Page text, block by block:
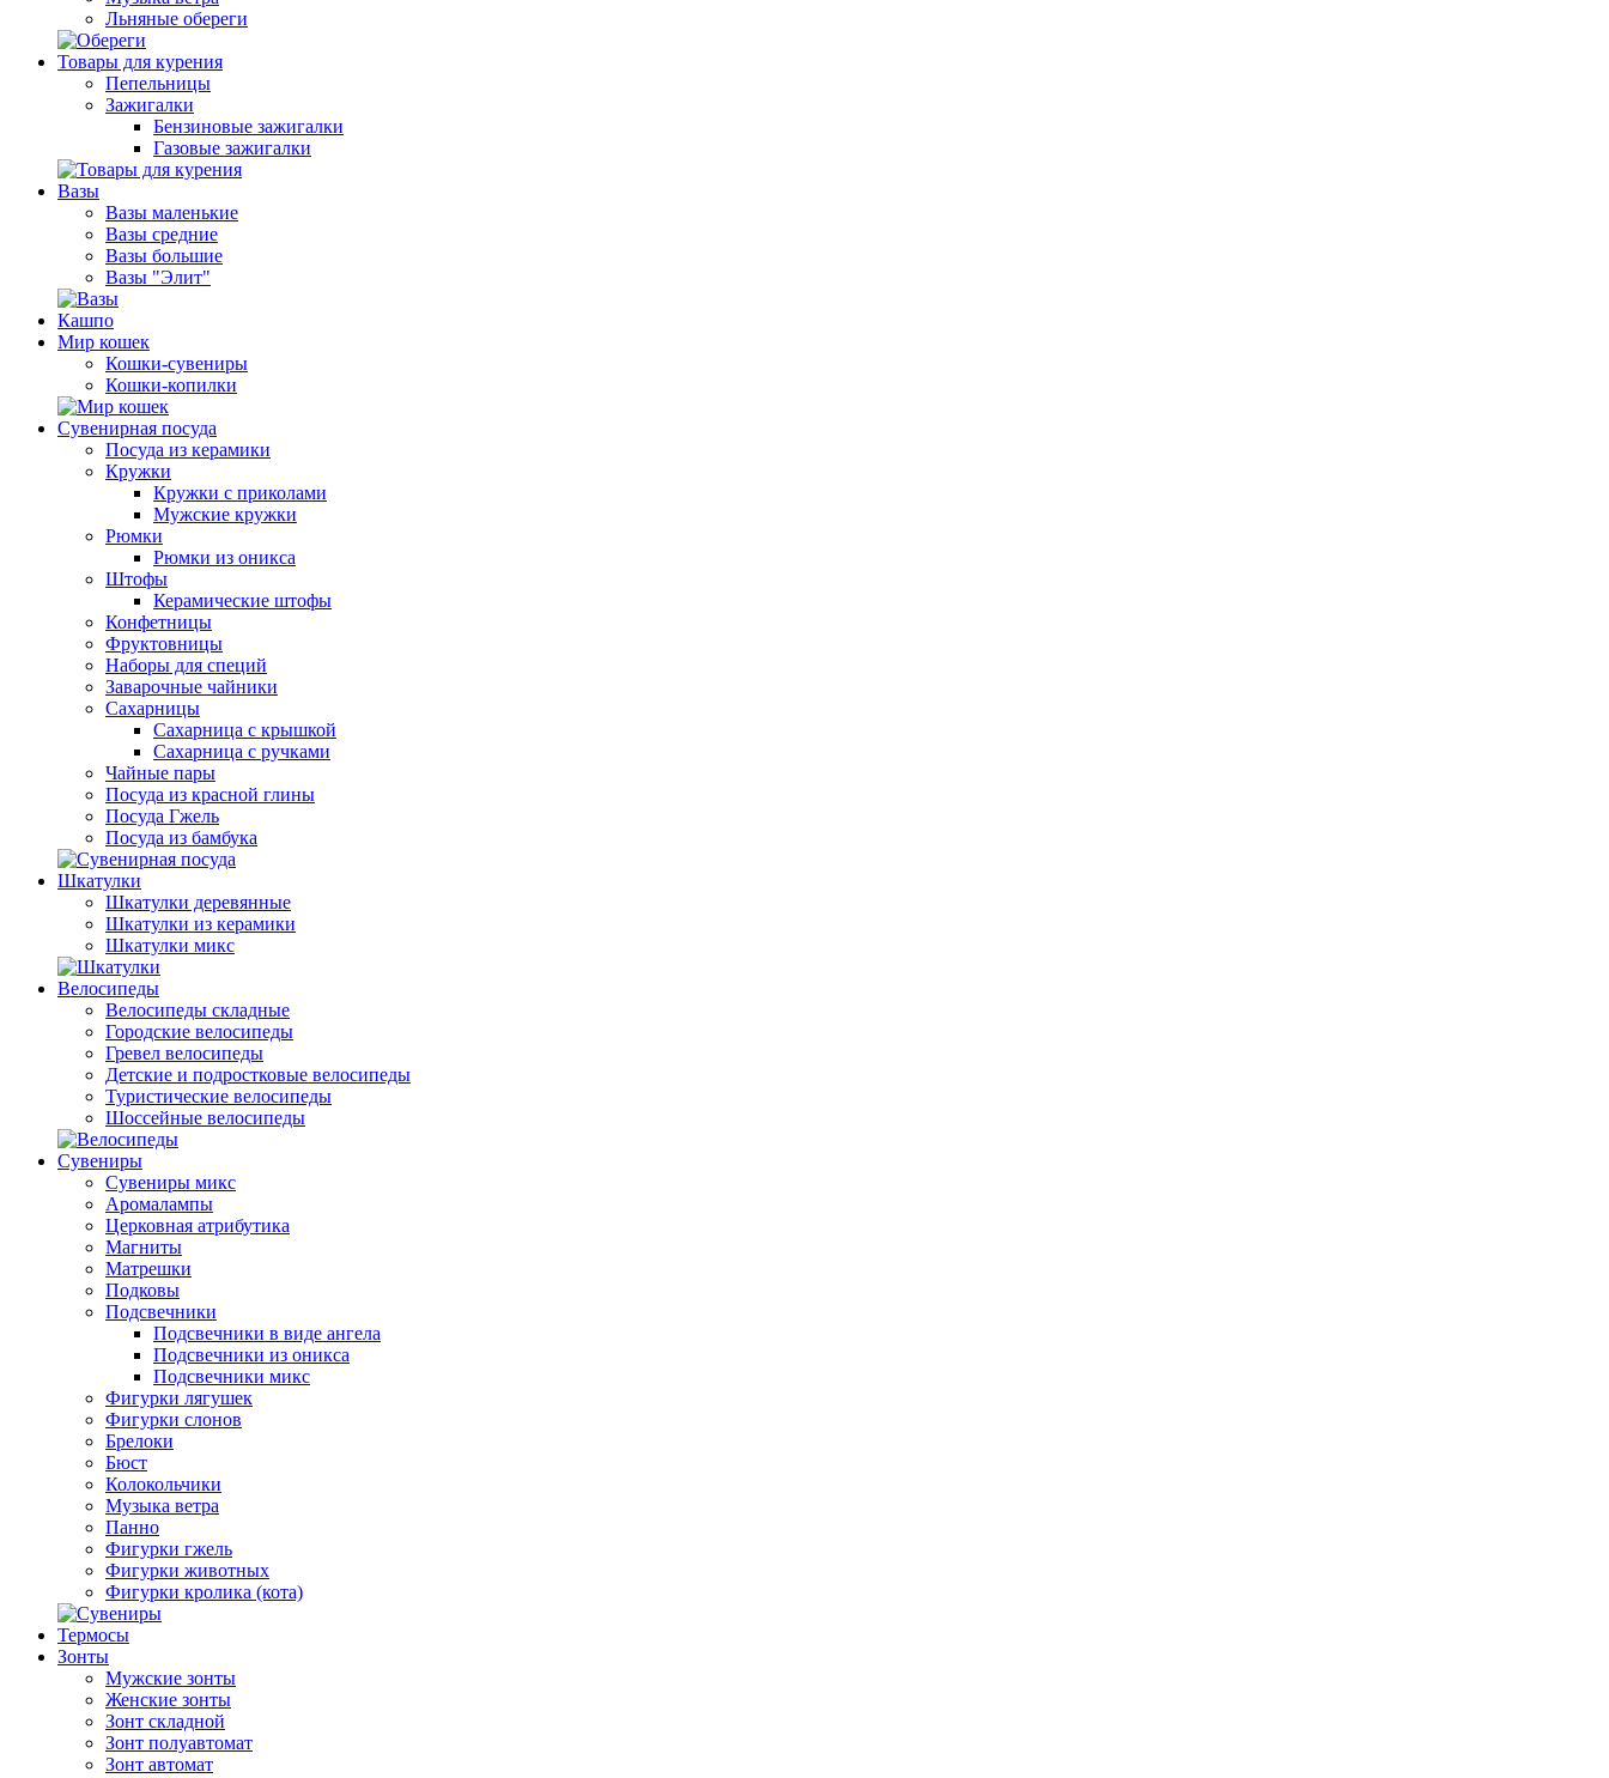
Льняные обереги
Товары для курения
Пепельницы
Зажигалки
Бензиновые зажигалки
Газовые зажигалки
Вазы
Вазы маленькие
Вазы средние
Вазы большие
Вазы "Элит"
Кашпо
Мир кошек
Кошки-сувениры
Кошки-копилки
Сувенирная посуда
Посуда из керамики
Кружки
Кружки с приколами
Мужские кружки
Рюмки
Рюмки из оникса
Штофы
Керамические штофы
Конфетницы
Фруктовницы
Наборы для специй
Заварочные чайники
Сахарницы
Сахарница с крышкой
Сахарница с ручками
Чайные пары
Посуда из красной глины
Посуда Гжель
Посуда из бамбука
Шкатулки
Шкатулки деревянные
Шкатулки из керамики
Шкатулки микс
Велосипеды
Велосипеды складные
Городские велосипеды
Гревел велосипеды
Детские и подростковые велосипеды
Туристические велосипеды
Шоссейные велосипеды
Сувениры
Сувениры микс
Аромалампы
Церковная атрибутика
Магниты
Матрешки
Подковы
Подсвечники
Подсвечники в виде ангела
Подсвечники из оникса
Подсвечники микс
Фигурки лягушек
Фигурки слонов
Брелоки
Бюст
Колокольчики
Музыка ветра
Панно
Фигурки гжель
Фигурки животных
Фигурки кролика (кота)
Термосы
Зонты
Мужские зонты
Женские зонты
Зонт складной
Зонт полуавтомат
Зонт автомат